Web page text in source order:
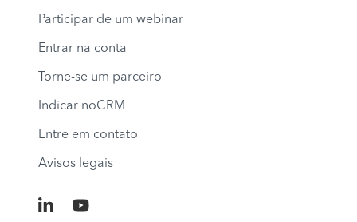
Participar de um webinar
Entrar na conta
Torne-se um parceiro
Indicar noCRM
Entre em contato
Avisos legais